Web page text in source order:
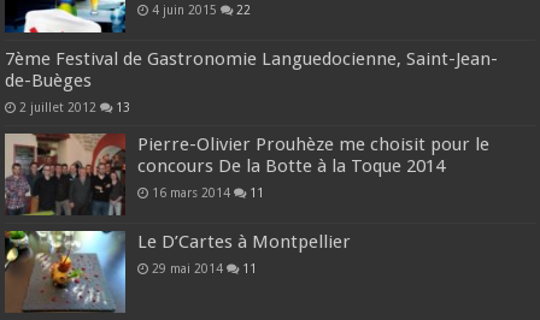
4 juin 2015 22
7ème Festival de Gastronomie Languedocienne, Saint-Jean-
de-Buèges
2 juillet 2012 13
Pierre-Olivier Prouhèze me choisit pour le
concours De la Botte à la Toque 2014
16 mars 2014 11
Le D’Cartes à Montpellier
29 mai 2014 11